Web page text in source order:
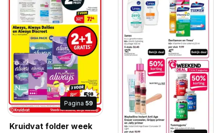
Pagina 59
Kruidvat folder week